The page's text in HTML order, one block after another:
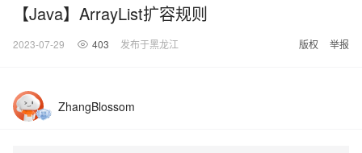
【Java】ArrayList扩容规则
2023-07-29 403 发布于黑龙江 版权 举报
ZhangBlossom